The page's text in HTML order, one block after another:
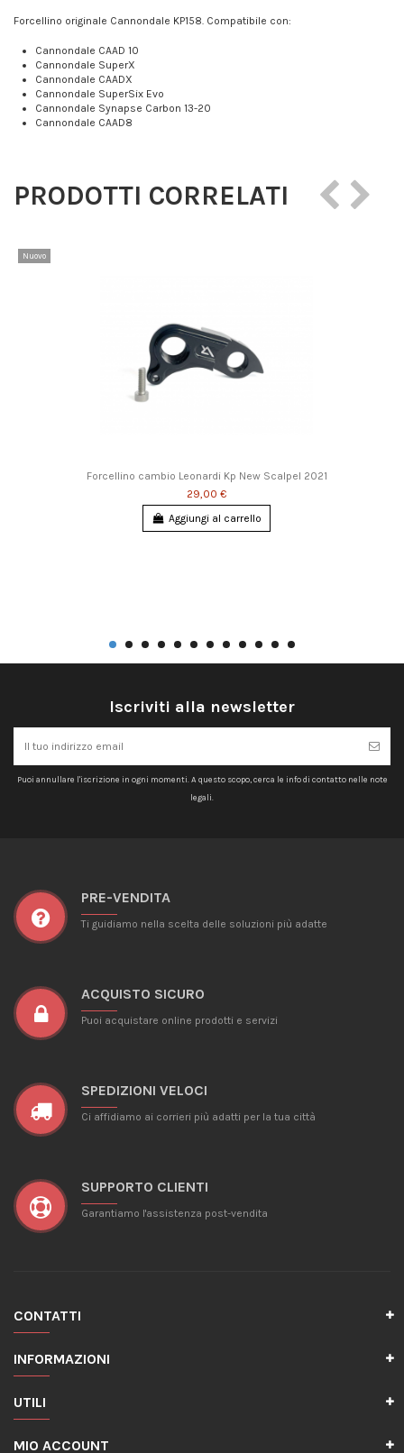
Forcellino originale Cannondale KP158. Compatibile con:
Cannondale CAAD 10
Cannondale SuperX
Cannondale CAADX
Cannondale SuperSix Evo
Cannondale Synapse Carbon 13-20
Cannondale CAAD8
PRODOTTI CORRELATI
Nuovo
Forcellino cambio Leonardi Kp New Scalpel 2021
29,00 €
Aggiungi al carrello
Iscriviti alla newsletter
Puoi annullare l'iscrizione in ogni momenti. A questo scopo, cerca le info di contatto nelle note
legali.
PRE-VENDITA
Ti guidiamo nella scelta delle soluzioni più adatte
ACQUISTO SICURO
Puoi acquistare online prodotti e servizi
SPEDIZIONI VELOCI
Ci affidiamo ai corrieri più adatti per la tua città
SUPPORTO CLIENTI
Garantiamo l'assistenza post-vendita
CONTATTI
INFORMAZIONI
UTILI
MIO ACCOUNT